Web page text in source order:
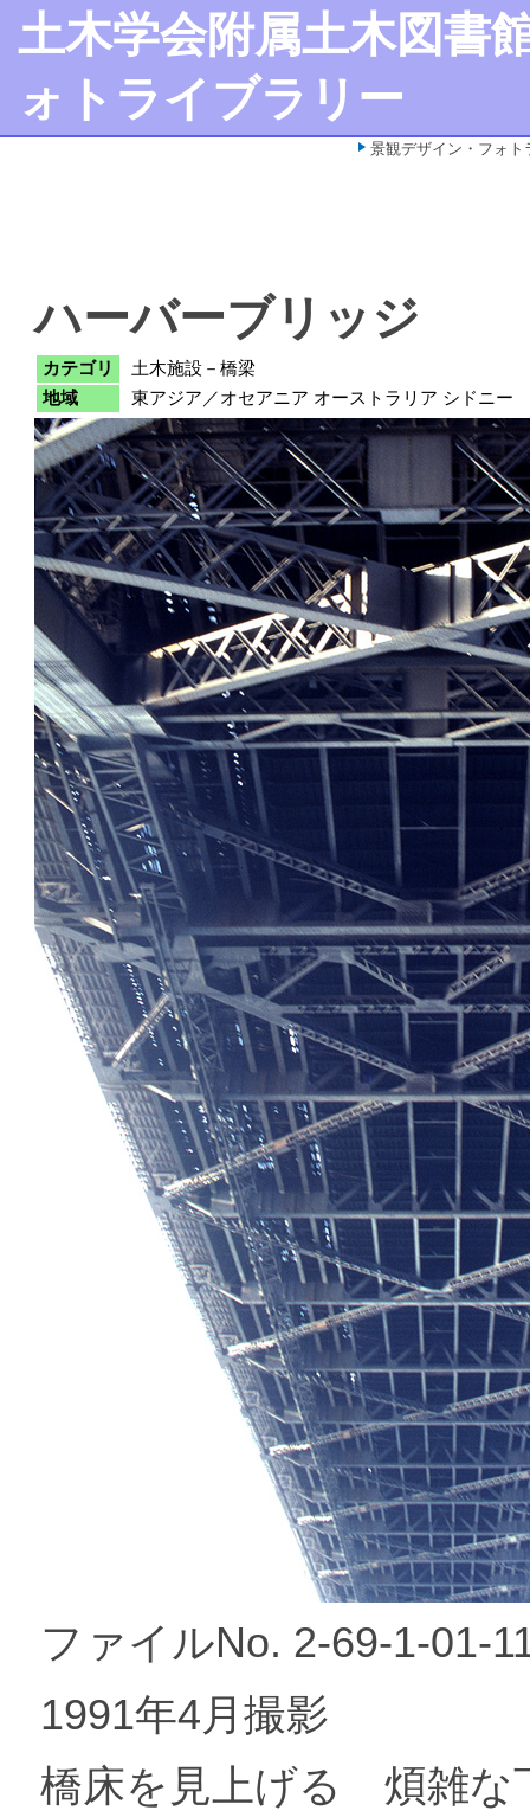
土木学会附属土木図書
ォトライブラリー
景観デザイン・フォ
ハーバーブリッジ
カテゴリ
土木施設－橋梁
地域
東アジア／オセアニア オーストラリア シドニー
ファイルNo. 2-69-1-01-
1991年4月撮影
橋床を見上げる 煩雑な